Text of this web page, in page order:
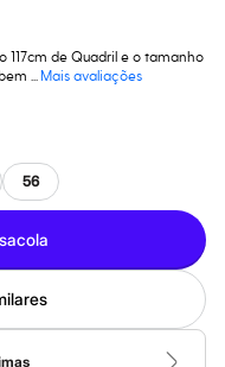
117cm de Quadril e o tamanho
...Mais avaliações
56